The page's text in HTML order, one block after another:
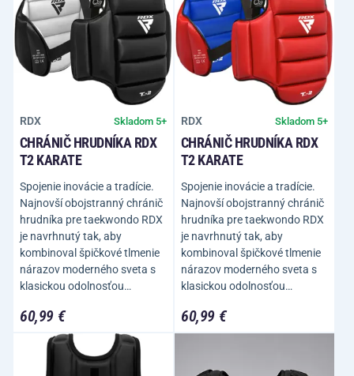
RDX Skladom 5+
CHRÁNIČ HRUDNÍKA RDX
T2 KARATE
Spojenie inovácie a tradície.
Najnovší obojstranný chránič
hrudníka pre taekwondo RDX
je navrhnutý tak, aby
kombinoval špičkové tlmenie
nárazov moderného sveta s
klasickou odolnosťou…
60,99 €
RDX Skladom 5+
CHRÁNIČ HRUDNÍKA RDX
T2 KARATE
Spojenie inovácie a tradície.
Najnovší obojstranný chránič
hrudníka pre taekwondo RDX
je navrhnutý tak, aby
kombinoval špičkové tlmenie
nárazov moderného sveta s
klasickou odolnosťou…
60,99 €